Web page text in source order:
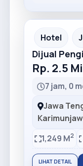
Hotel
Dijual
Rp. 2.5
7 jam, 0
Jawa
1,249 M2
LIHAT DETAIL